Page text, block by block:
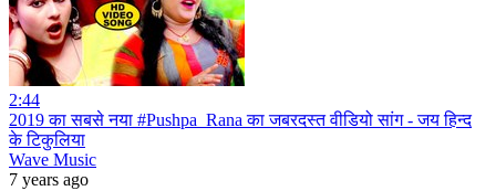
2:44
2019 का सबसे नया #Pushpa_Rana का जबरदस्त वीडियो सांग - जय हिन्द
के टिकुलिया
Wave Music
7 years ago